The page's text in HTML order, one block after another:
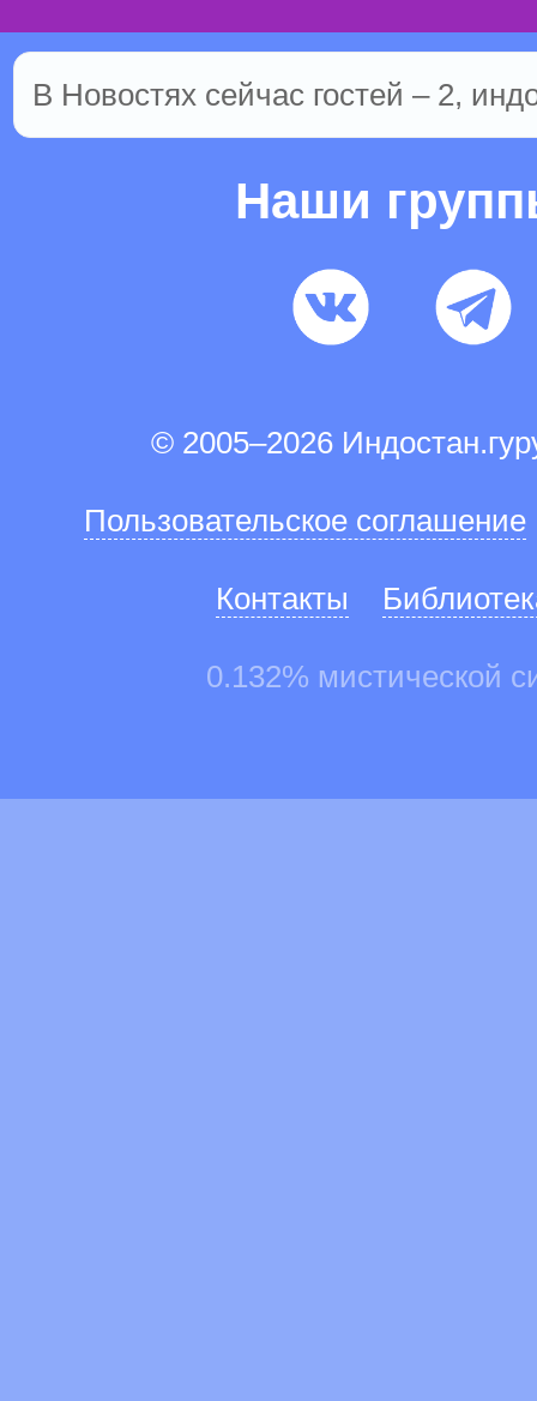
В Новостях сейчас гостей – 2,
Наши
© 2005–2026
Пользовательское соглашение
Контакты
0.132% мистической